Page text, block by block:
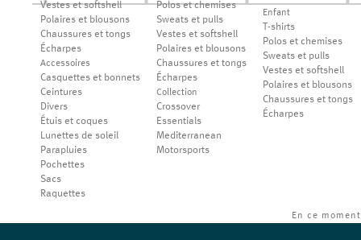
Vestes et softshell
Polaires et blousons
Chaussures et tongs
Écharpes
Accessoires
Casquettes et bonnets
Ceintures
Divers
Étuis et coques
Lunettes de soleil
Parapluies
Pochettes
Sacs
Raquettes
Polos et chemises
Sweats et pulls
Vestes et softshell
Polaires et blousons
Chaussures et tongs
Écharpes
Collection
Crossover
Essentials
Mediterranean
Motorsports
Enfant
T-shirts
Polos et chemises
Sweats et pulls
Vestes et softshell
Polaires et blousons
Chaussures et tongs
Écharpes
En ce moment